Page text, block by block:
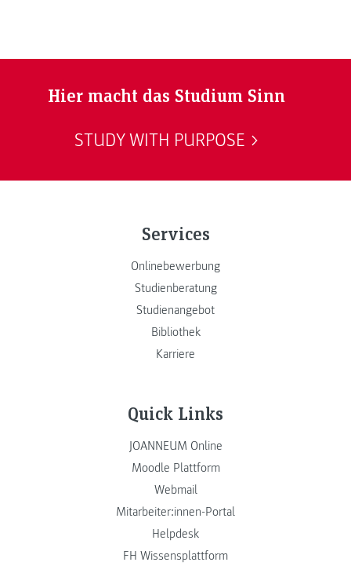
Hier macht das Studium Sinn
STUDY WITH PURPOSE
Services
Onlinebewerbung
Studienberatung
Studienangebot
Bibliothek
Karriere
Quick Links
JOANNEUM Online
Moodle Plattform
Webmail
Mitarbeiter:innen-Portal
Helpdesk
FH Wissensplattform